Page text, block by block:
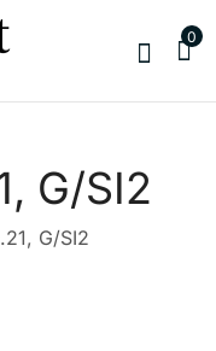
0
G/SI2
G/SI2